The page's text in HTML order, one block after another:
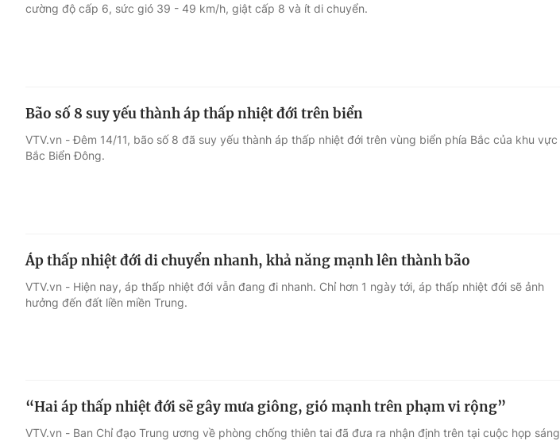
Thế giới đó đây
Thị trường
Điện ảnh
Âm nhạc
Sao
Du lịch
Làm đẹp
Tuyển sinh
Học trực tuyến
cường độ cấp 6, sức gió 39 - 49 km/h, giật cấp 8 và ít di chuyển.
Bão số 8 suy yếu thành áp thấp nhiệt đới trên biển
VTV.vn - Đêm 14/11, bão số 8 đã suy yếu thành áp thấp nhiệt đới trên vùng biển phía Bắc của khu vực
Bắc Biển Đông.
Áp thấp nhiệt đới di chuyển nhanh, khả năng mạnh lên thành bão
VTV.vn - Hiện nay, áp thấp nhiệt đới vẫn đang đi nhanh. Chỉ hơn 1 ngày tới, áp thấp nhiệt đới sẽ ảnh
hưởng đến đất liền miền Trung.
“Hai áp thấp nhiệt đới sẽ gây mưa giông, gió mạnh trên phạm vi rộng”
VTV.vn - Ban Chỉ đạo Trung ương về phòng chống thiên tai đã đưa ra nhận định trên tại cuộc họp sáng